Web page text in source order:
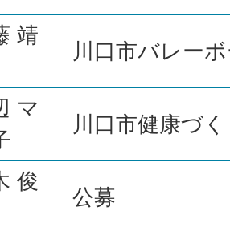
靖
川口市バレー
マ
川口市健康づ
俊
公募